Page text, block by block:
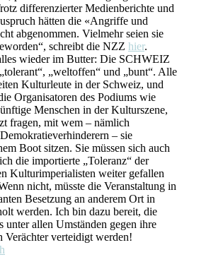
differenzierter Medienberichte und
hätten die «Angriffe und
abgenommen. Vielmehr seien sie
schreibt die NZZ hier.
wieder im Butter: Die SCHWEIZ
„weltoffen“ und „bunt“. Alle
Kulturleute in der Schweiz, und
Organisatoren des Podiums wie
Menschen in der Kulturszene,
fragen, mit wem – nämlich
– sie
Boot sitzen. Sie müssen sich auch
die importierte „Toleranz“ der
Kulturimperialisten weiter gefallen
nicht, müsste die Veranstaltung in
Besetzung an anderem Ort in
werden. Ich bin dazu bereit, die
unter allen Umständen gegen ihre
Verächter verteidigt werden!